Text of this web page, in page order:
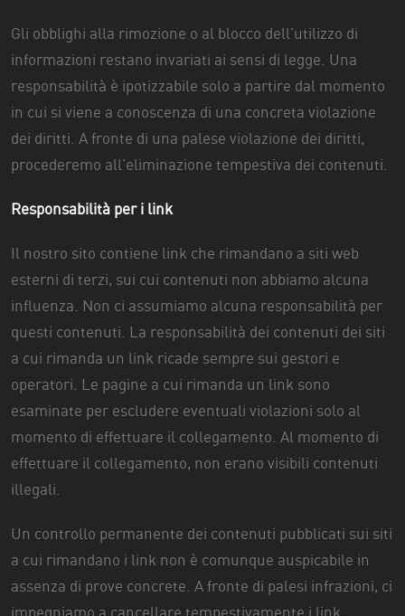
Gli obblighi alla rimozione o al blocco dell’utilizzo di
informazioni restano invariati ai sensi di legge. Una
responsabilità è ipotizzabile solo a partire dal momento
in cui si viene a conoscenza di una concreta violazione
dei diritti. A fronte di una palese violazione dei diritti,
procederemo all’eliminazione tempestiva dei contenuti.
Responsabilità per i link
Il nostro sito contiene link che rimandano a siti web
esterni di terzi, sui cui contenuti non abbiamo alcuna
influenza. Non ci assumiamo alcuna responsabilità per
questi contenuti. La responsabilità dei contenuti dei siti
a cui rimanda un link ricade sempre sui gestori e
operatori. Le pagine a cui rimanda un link sono
esaminate per escludere eventuali violazioni solo al
momento di effettuare il collegamento. Al momento di
effettuare il collegamento, non erano visibili contenuti
illegali.
Un controllo permanente dei contenuti pubblicati sui siti
a cui rimandano i link non è comunque auspicabile in
assenza di prove concrete. A fronte di palesi infrazioni, ci